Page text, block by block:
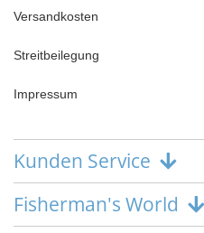
Versandkosten
Streitbeilegung
Impressum
Kunden Service
Fisherman's World